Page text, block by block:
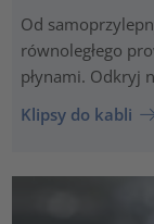
Od
równoległego
płynami. Odkryj
Klipsy do kabli